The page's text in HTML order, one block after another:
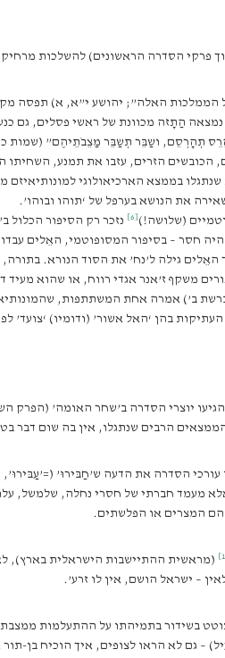
פרקי הסדרה הראשונים) להשלכות
הממלכות האלה”; יהושע י”א, א) תפסה
הַתָזה מכוונת של ראשי פסלים, גם
הָרֵס תְהָרְסֵם, ושַבֵּר תְשַבֵּר מַצֵבֹתֵיהֶם” (שמות
הכובשים הזרים, עזבו את תמנע, השחיתו
בממצא הארכיאולוגי
את הנושא בערפל של ‘תוהו ובוהו’.
(שלושה!) [6]
נזכר רק הסיפור הכלול
היה חסר – בסיפור המסופוטמי, האֵלים
האֵלים גילה ל’נח’ את הסוד הנורא.
משקף ז’אנר אגדי רווח, או שהוא מעיד
ב’) אמרה אחת המשתתפות,
בהן ‘האל אשור’ (ודומיו) ‘צועד’
הגיעו יוצרי הסדרה ב’שחר האומה’
הרבים שנתגלו, אין בה שום דבר
הסדרה את הדעה ש’חַבּירוּ’
אלא מעמד חברתי של חסרי נחלה, שלמשל,
המצרים או הפלשתים.
(מראשית ההתיישבות הישראלית בארץ), לא
– ישראל הושם, אין לו זרע’.
צוטט בשידור בתמיהתו על ההתעלמות